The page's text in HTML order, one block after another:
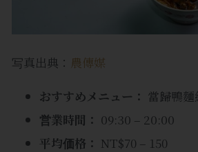
写真出典： 農傳媒
おすすめメニュー： 當歸鴨
営業時間： 09:30 – 20:00
平均価格： NT$70 – 150